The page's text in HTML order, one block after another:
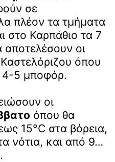
σε
πλέον τα τμήματα
στο Καρπάθιο τα 7
οι
όπου
4-5 μποφόρ.
οι
όπου θα
15°C στα βόρεια,
νότια, και από 9…